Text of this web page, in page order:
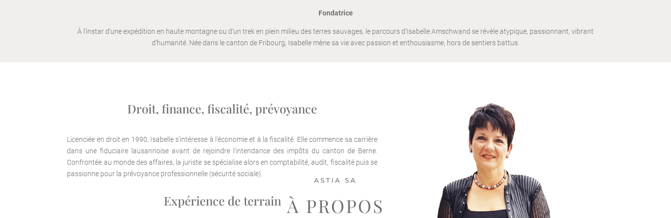
ASTIA SA
À PROPOS
Fondatrice
À l’instar d’une expédition en haute montagne ou d’un trek en plein milieu des terres sauvages, le parcours d’Isabelle Amschwand se révèle atypique, passionnant, vibrant
d’humanité. Née dans le canton de Fribourg, Isabelle mène sa vie avec passion et enthousiasme, hors de sentiers battus.
Droit, finance, fiscalité, prévoyance
Licenciée en droit en 1990, Isabelle s’intéresse à l’économie et à la fiscalité. Elle commence sa carrière
dans une fiduciaire lausannoise avant de rejoindre l’intendance des impôts du canton de Berne.
Confrontée au monde des affaires, la juriste se spécialise alors en comptabilité, audit, fiscalité puis se
passionne pour la prévoyance professionnelle (sécurité sociale).
Expérience de terrain